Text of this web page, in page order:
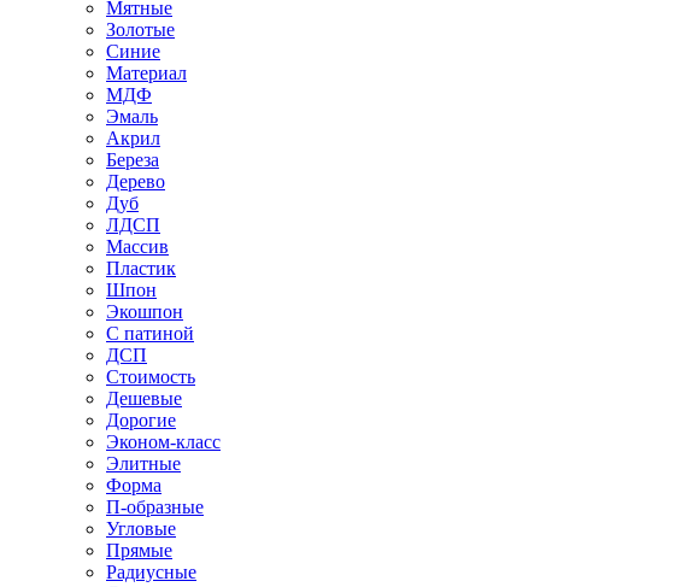
Мятные
Золотые
Синие
Материал
МДФ
Эмаль
Акрил
Береза
Дерево
Дуб
ЛДСП
Массив
Пластик
Шпон
Экошпон
С патиной
ДСП
Стоимость
Дешевые
Дорогие
Эконом-класс
Элитные
Форма
П-образные
Угловые
Прямые
Радиусные